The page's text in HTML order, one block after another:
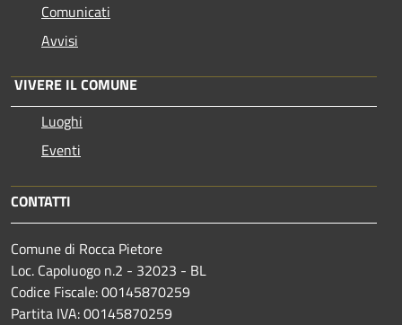
Comunicati
Avvisi
VIVERE IL COMUNE
Luoghi
Eventi
CONTATTI
Comune di Rocca Pietore
Loc. Capoluogo n.2 - 32023 - BL
Codice Fiscale: 00145870259
Partita IVA: 00145870259